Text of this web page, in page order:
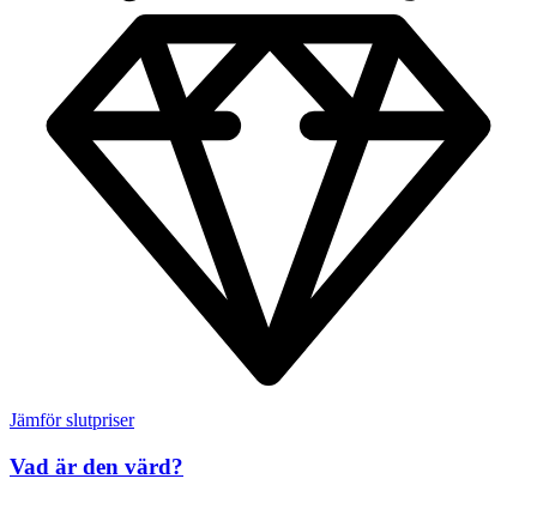
Jämför slutpriser
Vad är den värd?